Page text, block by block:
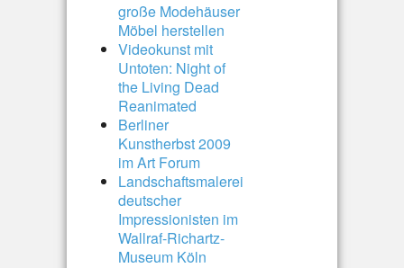
große Modehäuser
Möbel herstellen
Videokunst mit
Untoten: Night of
the Living Dead
Reanimated
Berliner
Kunstherbst 2009
im Art Forum
Landschaftsmalerei
deutscher
Impressionisten im
Wallraf-Richartz-
Museum Köln